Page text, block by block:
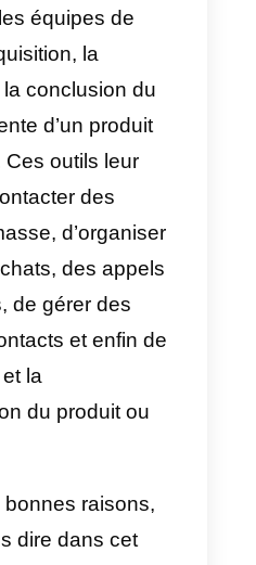
Que ce soit sur
Facebook,
ou toute
de contact et de
dispose le
elle doit exécuter
du processus de
du client à
du produit et à la
nous pouvons
les outils de vente